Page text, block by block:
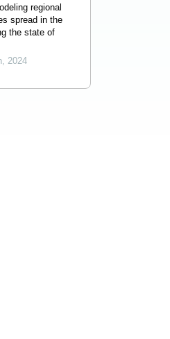
regional
spread in the
the state of
, 2024